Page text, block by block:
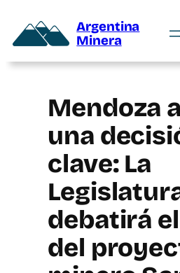
Argentina
Minera
Mendoza
una
clave: La
debatirá
del